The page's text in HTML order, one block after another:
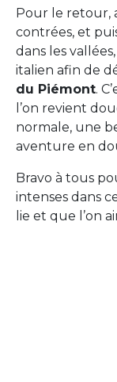
Pour le retour,
contrées, et
dans les
italien afin de
du Piémont.
l’on revient
normale, une
aventure en
Bravo à tous
intenses dans
lie et que l’on